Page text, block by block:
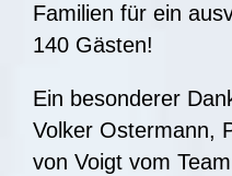
Familien für ein
140 Gästen!
Ein besonderer
Volker Ostermann,
von Voigt vom